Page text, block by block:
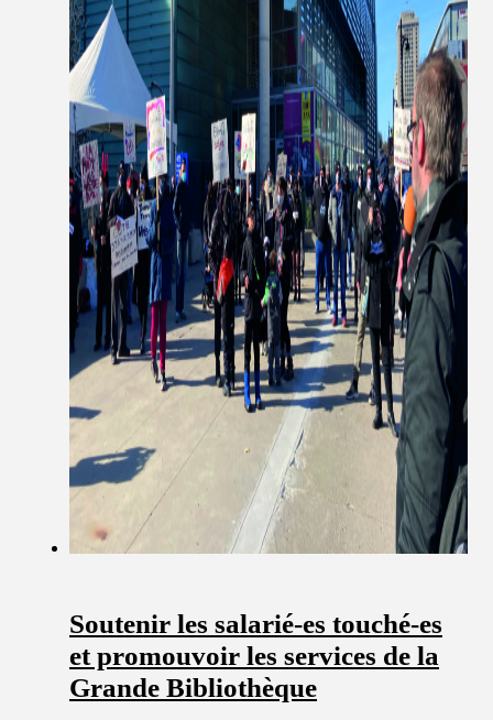
Soutenir les salarié-es touché-es
et promouvoir les services de la
Grande Bibliothèque